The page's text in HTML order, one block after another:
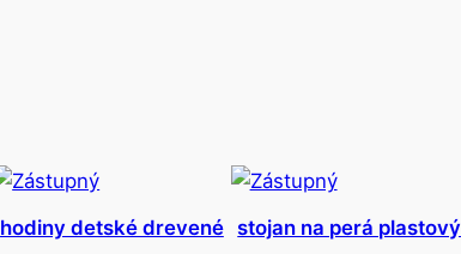
j
hodiny detské drevené stojan na perá plastový